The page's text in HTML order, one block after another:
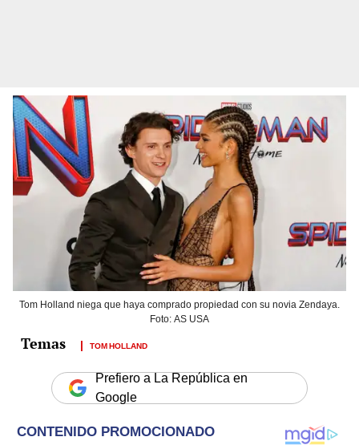
Tom Holland niega que haya comprado propiedad con su novia Zendaya.
Foto: AS USA
TOM HOLLAND
Prefiero a La República en
Google